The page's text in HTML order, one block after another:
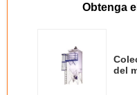
Obtenga
del